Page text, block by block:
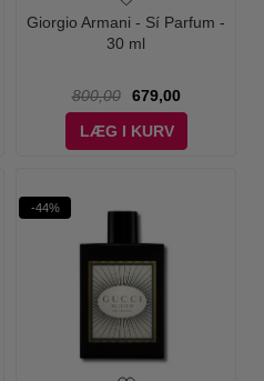
Giorgio Armani - Sí Parfum -
30 ml
800,00
679,00
LÆG I KURV
-44%